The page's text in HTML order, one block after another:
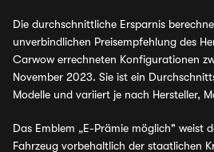
Die durchschnittliche Ersparnis
unverbindlichen Preisempfehlung des
Carwow errechneten Konfigurationen
November 2023. Sie ist ein
Modelle und variiert je nach Hersteller,
Das Emblem „E-Prämie möglich" weist
Fahrzeug vorbehaltlich der staatlichen